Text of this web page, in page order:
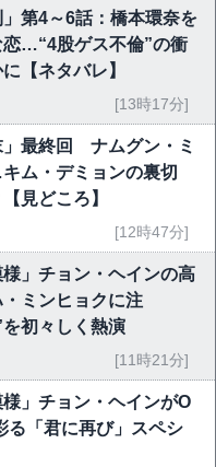
」第4～6話：橋本環奈を
…“4股ゲス不倫”の衝
【ネタバレ】
[13時17分]
」最終回 ナムグン・ミ
ム・デミョンの裏切
見どころ】
[12時47分]
」チョン・ヘインの高
ミンヒョクに注
を初々しく熱演
[11時21分]
」チョン・ヘインがO
る「君に再び」スペシ